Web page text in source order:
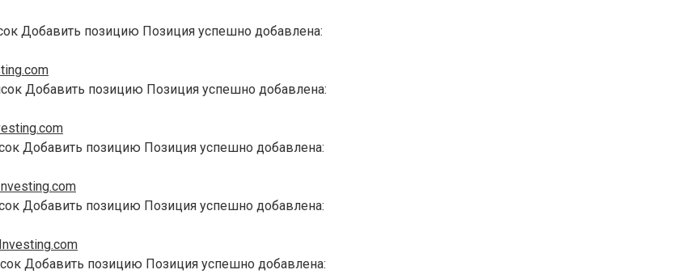
Добавить позицию Позиция успешно добавлена:
Добавить позицию Позиция успешно добавлена:
Добавить позицию Позиция успешно добавлена:
Добавить позицию Позиция успешно добавлена:
Добавить позицию Позиция успешно добавлена: